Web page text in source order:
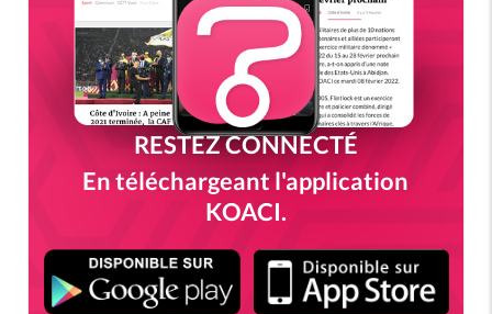
RESTEZ CONNECTÉ
En téléchargeant l'application
KOACI.